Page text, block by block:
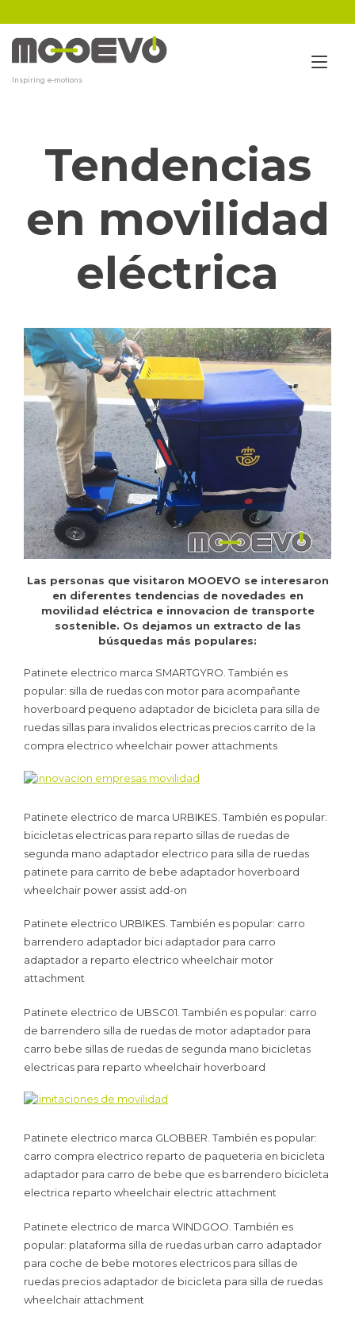
al
contenido
Inspiring e-motions
Tendencias
en movilidad
eléctrica
Las personas que visitaron MOOEVO se interesaron
en diferentes tendencias de novedades en
movilidad eléctrica e innovacion de transporte
sostenible. Os dejamos un extracto de las
búsquedas más populares:
Patinete electrico marca SMARTGYRO. También es
popular: silla de ruedas con motor para acompañante
hoverboard pequeno adaptador de bicicleta para silla de
ruedas sillas para invalidos electricas precios carrito de la
compra electrico wheelchair power attachments
Patinete electrico de marca URBIKES. También es popular:
bicicletas electricas para reparto sillas de ruedas de
segunda mano adaptador electrico para silla de ruedas
patinete para carrito de bebe adaptador hoverboard
wheelchair power assist add-on
Patinete electrico URBIKES. También es popular: carro
barrendero adaptador bici adaptador para carro
adaptador a reparto electrico wheelchair motor
attachment
Patinete electrico de UBSC01. También es popular: carro
de barrendero silla de ruedas de motor adaptador para
carro bebe sillas de ruedas de segunda mano bicicletas
electricas para reparto wheelchair hoverboard
Patinete electrico marca GLOBBER. También es popular:
carro compra electrico reparto de paqueteria en bicicleta
adaptador para carro de bebe que es barrendero bicicleta
electrica reparto wheelchair electric attachment
Patinete electrico de marca WINDGOO. También es
popular: plataforma silla de ruedas urban carro adaptador
para coche de bebe motores electricos para sillas de
ruedas precios adaptador de bicicleta para silla de ruedas
wheelchair attachment